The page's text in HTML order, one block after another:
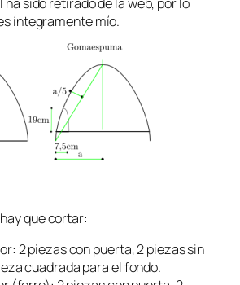
íntegramente mío.
que cortar:
2 piezas con puerta, 2 piezas sin
cuadrada para el fondo.